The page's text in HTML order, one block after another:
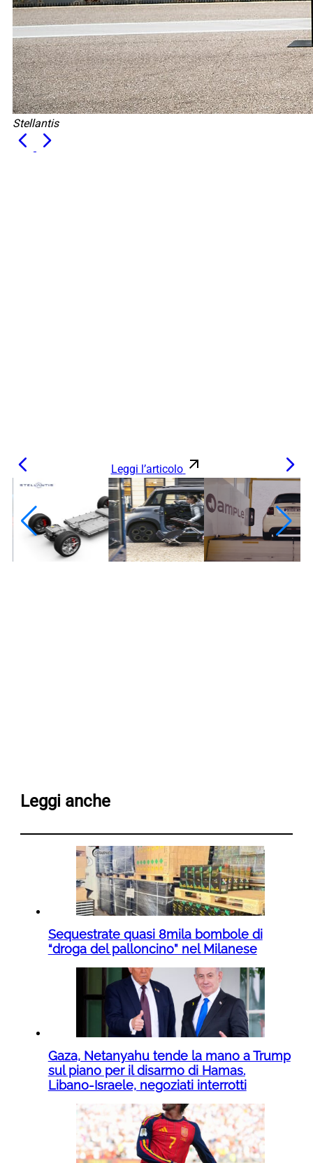
Stellantis
Leggi l’articolo
Leggi anche
Sequestrate quasi 8mila bombole di
“droga del palloncino” nel Milanese
Gaza, Netanyahu tende la mano a Trump
sul piano per il disarmo di Hamas.
Libano-Israele, negoziati interrotti